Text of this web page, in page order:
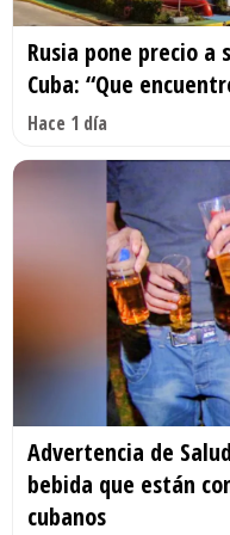
Rusia pone precio
Cuba: “Que
Hace 1 día
Advertencia de
bebida que están
cubanos